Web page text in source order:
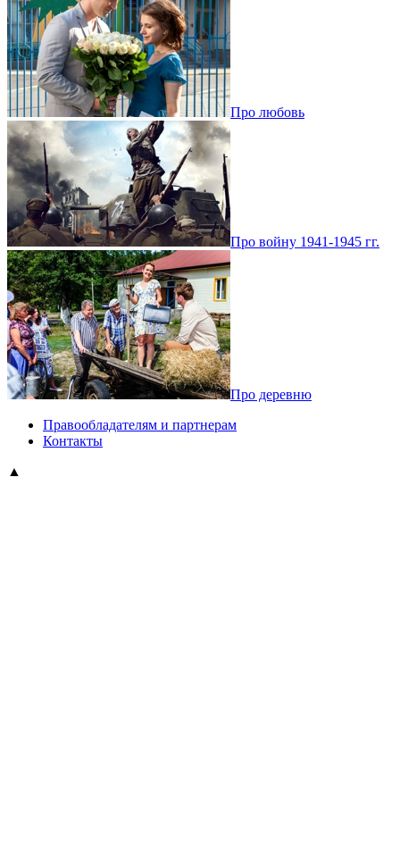
Про любовь
Про войну 1941-1945 гг.
Про деревню
Правообладателям и партнерам
Контакты
▲